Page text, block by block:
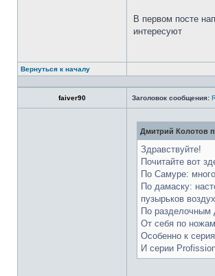
В первом посте
интересуют
Вернуться к началу
faiver90 Заголовок сообщения:
Дмитрий Колотов
Здравствуйте!
Почитайте вот
По Самуре:
По дамаску:
пузырьков
По разделочным
От себя по
Особенно к
И серии